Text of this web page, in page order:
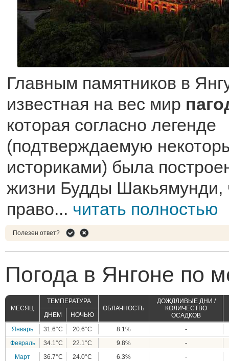
Главным памятников в
известная на вес мир
которая согласно легенде
(подтверждаемую
историками) была
жизни Будды Шакьямунди,
право... читать полностью
Полезен ответ?
Погода в Янгоне по
МЕСЯЦ
ТЕМПЕРАТУРА
ОБЛАЧНОСТЬ
ДОЖДЛИВЫЕ ДНИ /
КОЛИЧЕСТВО
ОСАДКОВ
ДНЕМ
НОЧЬЮ
Январь
31.6°C 20.6°C 8.1%
-
Февраль
34.1°C 22.1°C 9.8%
-
Март
36.7°C 24.0°C 6.3%
-